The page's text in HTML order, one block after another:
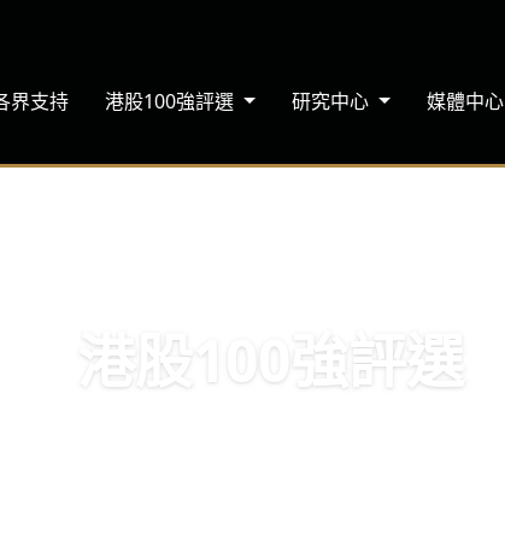
界支持 港股100強評選 研究中心 媒體中心
港股100強評選